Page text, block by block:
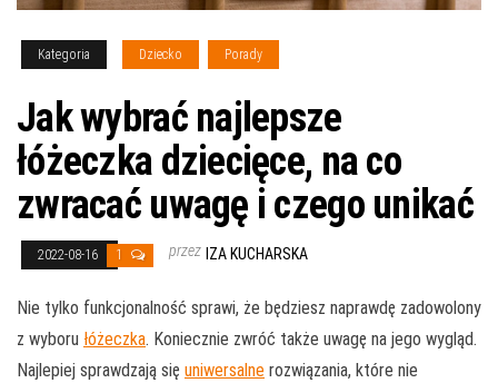
Kategoria Dziecko Porady
Jak wybrać najlepsze
łóżeczka dziecięce, na co
zwracać uwagę i czego unikać
2022-08-16 1 przez IZA KUCHARSKA
Nie tylko funkcjonalność sprawi, że będziesz naprawdę zadowolony
z wyboru łóżeczka. Koniecznie zwróć także uwagę na jego wygląd.
Najlepiej sprawdzają się uniwersalne rozwiązania, które nie